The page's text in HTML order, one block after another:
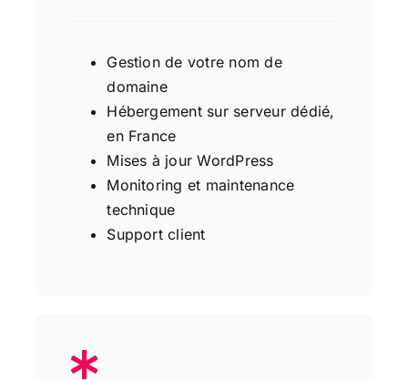
Gestion de votre nom de
domaine
Hébergement sur serveur dédié,
en France
Mises à jour WordPress
Monitoring et maintenance
technique
Support client